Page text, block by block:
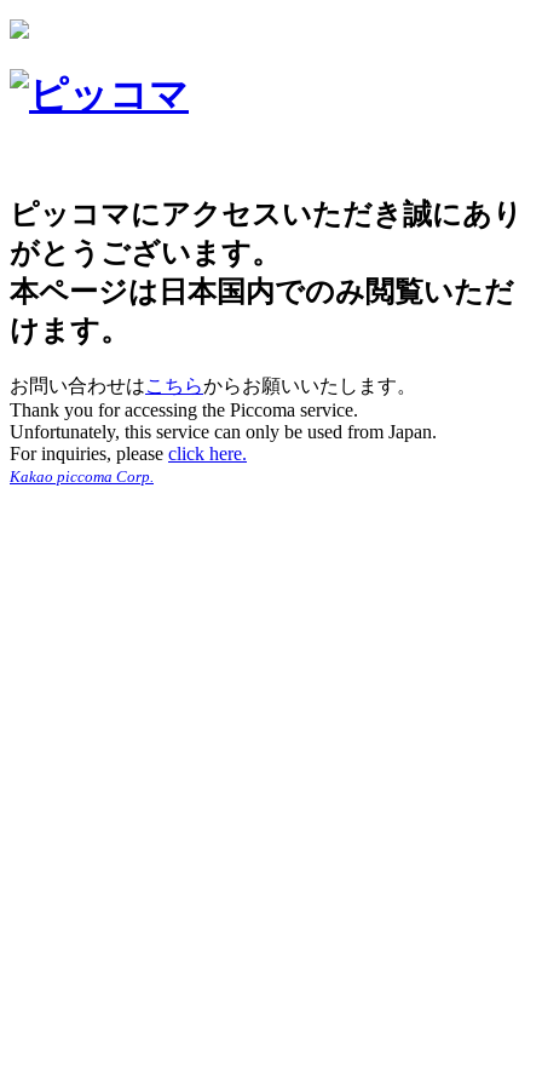
ピッコマにアクセスいただき誠にあり
がとうございます。
本ページは日本国内でのみ閲覧いただ
けます。
お問い合わせはこちらからお願いいたします。
Thank you for accessing the Piccoma service.
Unfortunately, this service can only be used from Japan.
For inquiries, please click here.
Kakao piccoma Corp.